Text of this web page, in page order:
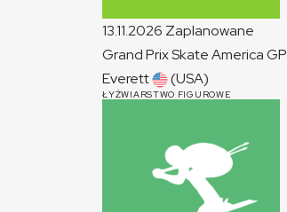
13.11.2026 Zaplanowane
Grand Prix Skate AmericaGP
Everett
(USA)
ŁYŻWIARSTWO FIGUROWE